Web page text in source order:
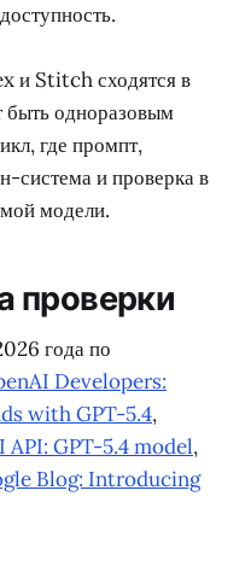
и Stitch сходятся в
быть одноразовым
где промпт,
система и проверка в
модели.
проверки
года по
Developers:
with GPT-5.4,
API: GPT-5.4 model,
Blog: Introducing